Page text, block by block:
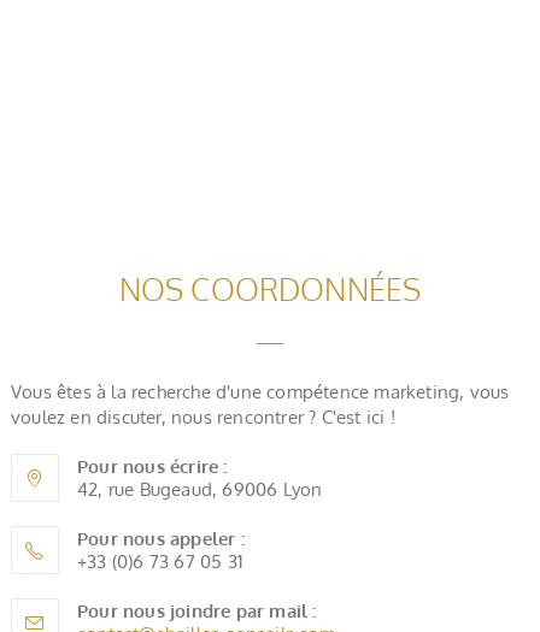
NOS COORDONNÉES
Vous êtes à la recherche d'une compétence marketing, vous
voulez en discuter, nous rencontrer ? C'est ici !
Pour nous écrire :
42, rue Bugeaud, 69006 Lyon
Pour nous appeler :
+33 (0)6 73 67 05 31
Pour nous joindre par mail :